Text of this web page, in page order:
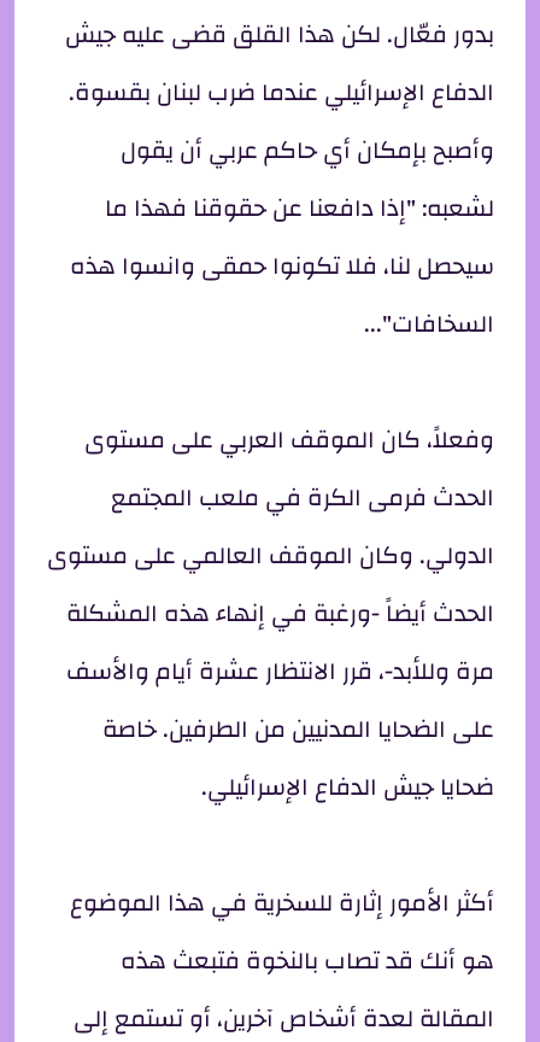
بدور فعّال. لكن هذا القلق قضى عليه جيش
الدفاع الإسرائيلي عندما ضرب لبنان بقسوة.
وأصبح بإمكان أي حاكم عربي أن يقول
لشعبه: "إذا دافعنا عن حقوقنا فهذا ما
سيحصل لنا، فلا تكونوا حمقى وانسوا هذه
السخافات"...
وفعلاً، كان الموقف العربي على مستوى
الحدث فرمى الكرة في ملعب المجتمع
الدولي. وكان الموقف العالمي على مستوى
الحدث أيضاً -ورغبة في إنهاء هذه المشكلة
مرة وللأبد-، قرر الانتظار عشرة أيام والأسف
على الضحايا المدنيين من الطرفين. خاصة
ضحايا جيش الدفاع الإسرائيلي.
أكثر الأمور إثارة للسخرية في هذا الموضوع
هو أنك قد تصاب بالنخوة فتبعث هذه
المقالة لعدة أشخاص آخرين، أو تستمع إلى